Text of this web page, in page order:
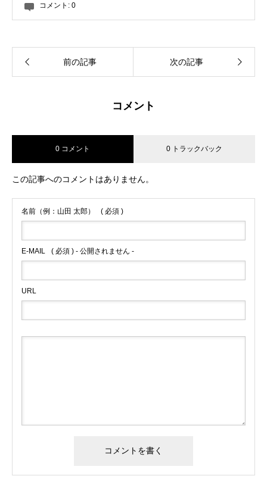
コメント: 0
前の記事 次の記事
コメント
0 コメント 0 トラックバック
この記事へのコメントはありません。
名前（例：山田 太郎） ( 必須 )
E-MAIL ( 必須 ) - 公開されません -
URL